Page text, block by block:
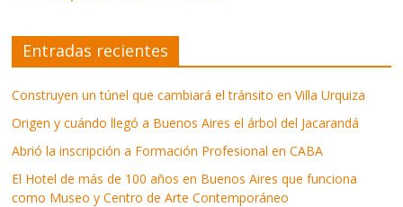
Entradas recientes
Construyen un túnel que cambiará el tránsito en Villa Urquiza
Origen y cuándo llegó a Buenos Aires el árbol del Jacarandá
Abrió la inscripción a Formación Profesional en CABA
El Hotel de más de 100 años en Buenos Aires que funciona
como Museo y Centro de Arte Contemporáneo